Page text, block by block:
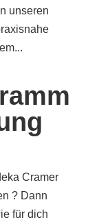
unseren
Cramer
? Dann
für dich